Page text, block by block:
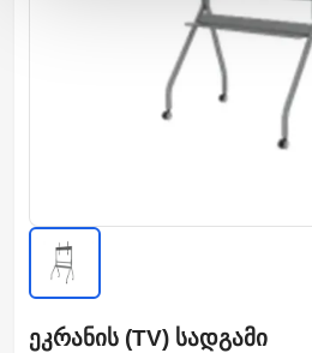
ეკრანის (TV) სადგამი